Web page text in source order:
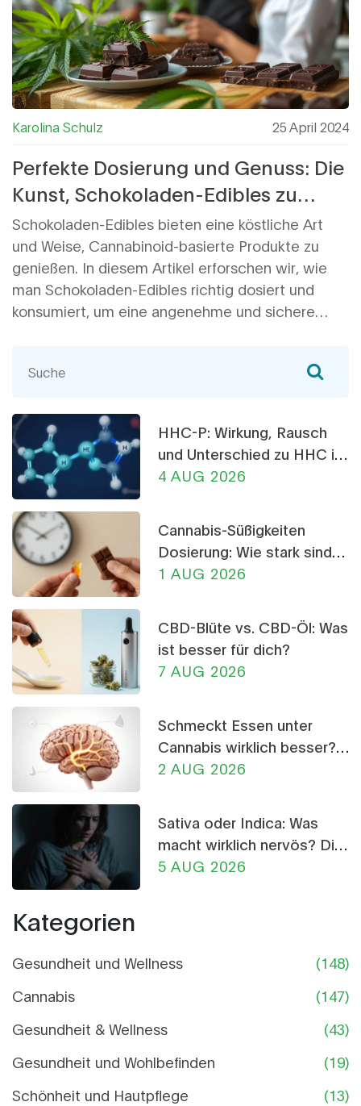
Karolina Schulz 25 April 2024
Perfekte Dosierung und Genuss: Die
Kunst, Schokoladen-Edibles zu
essen
Schokoladen-Edibles bieten eine köstliche Art
und Weise, Cannabinoid-basierte Produkte zu
genießen. In diesem Artikel erforschen wir, wie
man Schokoladen-Edibles richtig dosiert und
konsumiert, um eine angenehme und sichere
über die Verzögerung der Wirkung und die besten
Lesen Sie weiter, um zu erfahren, wie Sie
Sicherheit mit Genuss kombinieren können.
HHC-P: Wirkung, Rausch
und Unterschied zu HHC im
Detail
4 AUG 2026
Cannabis-Süßigkeiten
Dosierung: Wie stark sind
THC-Gummis und
1 AUG 2026
CBD-Blüte vs. CBD-Öl: Was
ist besser für dich?
7 AUG 2026
Schmeckt Essen unter
Cannabis wirklich besser?
Die Wissenschaft dahinter
2 AUG 2026
Sativa oder Indica: Was
macht wirklich nervös? Die
Wahrheit über CBD-
5 AUG 2026
Kategorien
Gesundheit und Wellness
(148)
Cannabis
(147)
Gesundheit & Wellness
(43)
Gesundheit und Wohlbefinden
(19)
Schönheit und Hautpflege
(13)